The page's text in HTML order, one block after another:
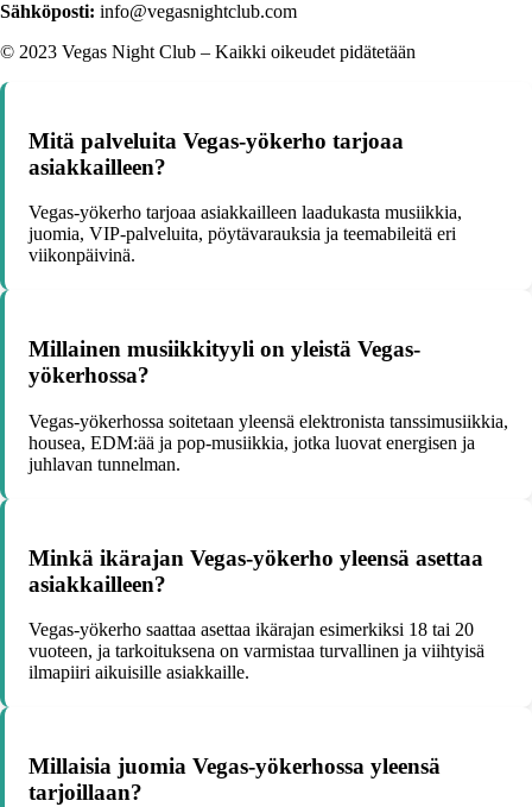
Sähköposti: info@vegasnightclub.com
© 2023 Vegas Night Club – Kaikki oikeudet pidätetään
Mitä palveluita Vegas-yökerho tarjoaa
asiakkailleen?
Vegas-yökerho tarjoaa asiakkailleen laadukasta musiikkia,
juomia, VIP-palveluita, pöytävarauksia ja teemabileitä eri
viikonpäivinä.
Millainen musiikkityyli on yleistä Vegas-
yökerhossa?
Vegas-yökerhossa soitetaan yleensä elektronista tanssimusiikkia,
housea, EDM:ää ja pop-musiikkia, jotka luovat energisen ja
juhlavan tunnelman.
Minkä ikärajan Vegas-yökerho yleensä asettaa
asiakkailleen?
Vegas-yökerho saattaa asettaa ikärajan esimerkiksi 18 tai 20
vuoteen, ja tarkoituksena on varmistaa turvallinen ja viihtyisä
ilmapiiri aikuisille asiakkaille.
Millaisia juomia Vegas-yökerhossa yleensä
tarjoillaan?